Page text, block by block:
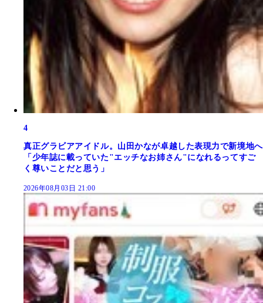
4
真正グラビアアイドル。山田かなが卓越した表現力で新境地へ
「少年誌に載っていた"エッチなお姉さん"になれるってすご
く尊いことだと思う」
2026年08月03日 21:00